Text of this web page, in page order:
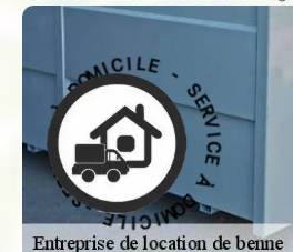
S
E
R
V
I
C
E
À
D
O
M
I
C
ILE - SERVIC
E
À
D
O
M
I
C
I
L
E
-